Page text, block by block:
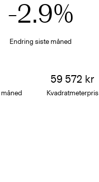
-2.9%
Endring siste måned
måned
59 572 kr
Kvadratmeterpris